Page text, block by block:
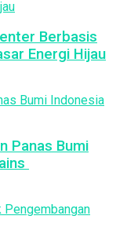
Berbasis
Energi Hijau
Panas Bumi